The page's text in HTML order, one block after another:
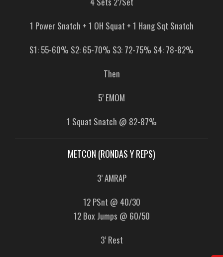
1 Power Snatch + 1 OH Squat + 1 Hang Sqt Snatch
S1: 55-60% S2: 65-70% S3: 72-75% S4: 78-82%
Then
5’ EMOM
1 Squat Snatch @ 82-87%
METCON (RONDAS Y REPS)
3’ AMRAP
12 PSnt @ 40/30
12 Box Jumps @ 60/50
3’ Rest